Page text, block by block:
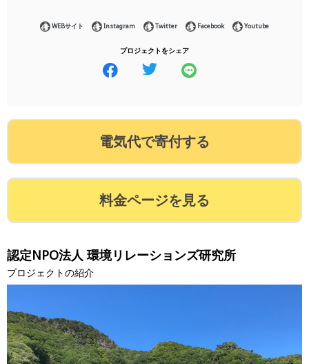
WEBサイト Instagram Twitter Facebook Youtube
プロジェクトをシェア
電気代で寄付する
料金ページを見る
認定NPO法人 環境リレーションズ研究所
プロジェクトの紹介